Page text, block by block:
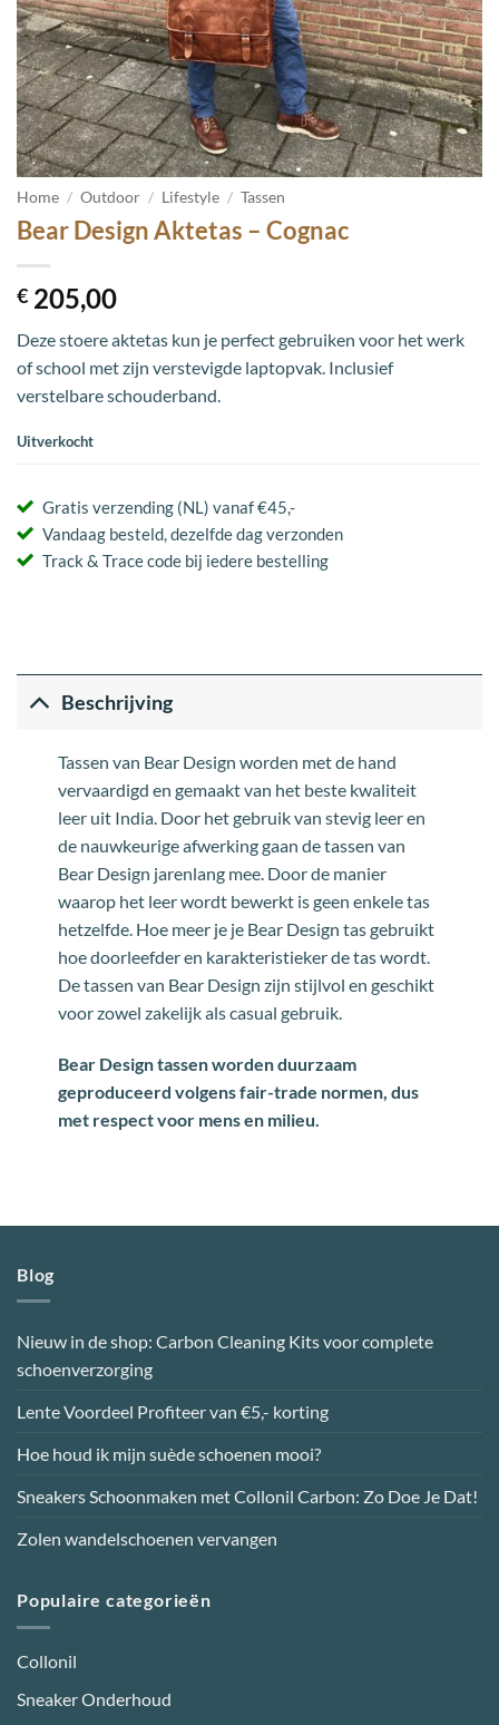
Home / Outdoor / Lifestyle / Tassen
Bear Design Aktetas – Cognac
€ 205,00
Deze stoere aktetas kun je perfect gebruiken voor het werk
of school met zijn verstevigde laptopvak. Inclusief
verstelbare schouderband.
Uitverkocht
Gratis verzending (NL) vanaf €45,-
Vandaag besteld, dezelfde dag verzonden
Track & Trace code bij iedere bestelling
Beschrijving
Tassen van Bear Design worden met de hand
vervaardigd en gemaakt van het beste kwaliteit
leer uit India. Door het gebruik van stevig leer en
de nauwkeurige afwerking gaan de tassen van
Bear Design jarenlang mee. Door de manier
waarop het leer wordt bewerkt is geen enkele tas
hetzelfde. Hoe meer je je Bear Design tas gebruikt
hoe doorleefder en karakteristieker de tas wordt.
De tassen van Bear Design zijn stijlvol en geschikt
voor zowel zakelijk als casual gebruik.
Bear Design tassen worden duurzaam
geproduceerd volgens fair-trade normen, dus
met respect voor mens en milieu.
Blog
Nieuw in de shop: Carbon Cleaning Kits voor complete
schoenverzorging
Lente Voordeel Profiteer van €5,- korting
Hoe houd ik mijn suède schoenen mooi?
Sneakers Schoonmaken met Collonil Carbon: Zo Doe Je Dat!
Zolen wandelschoenen vervangen
Populaire categorieën
Collonil
Sneaker Onderhoud